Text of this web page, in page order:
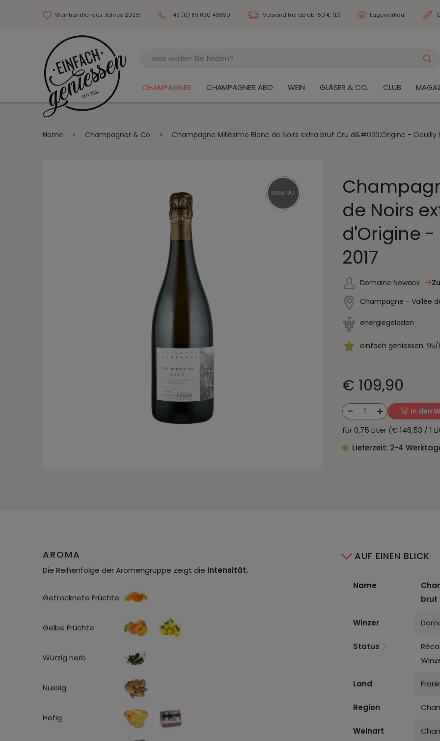
Weinhändler des Jahres 2025! +49 (0) 89 890 43860 Versand frei ab ab 150 € (D) Lagerverkauf
CHAMPAGNER CHAMPAGNER ABO WEIN GLÄSER & CO. CLUB
Home > Champagner & Co > Champagne Millésime Blanc de Noirs extra brut Cru d&#039;Origine - Oeuilly
de Noirs
d'Origine -
2017
Domaine Nowack
Champagne - Vallée
energiegeladen
einfach geniessen: 95/
€ 109,90
- 1 + In den
für 0,75 Liter (€ 146,53 / 1
Lieferzeit: 2-4
AROMA
Die Reihenfolge der Aromengruppe zeigt die Intensität.
Getrocknete Früchte
Gelbe Früchte
Würzig herb
Nussig
Hefig
AUF EINEN BLICK
Name
brut
Winzer
Status
Land
Region
Weinart